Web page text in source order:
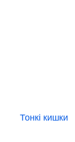
Тонкі кишки